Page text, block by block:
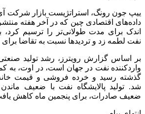
ییپ جون رونگ، استراتژیست بازار شرکت
داده‌های اقتصادی چین که در آخر هفته
اندک برای مدت طولانی‌تر را ترسیم کرد،
نفت لطمه زد و تردیدها نسبت به تقاضا
بر اساس گزارش رویترز، رشد تولید
واردکننده نفت در جهان است، در اوت، به
گذشته رسید و خرده فروشی و قیمت
شد. تولید پالایشگاه نفت با ضعیف
ضعیف صادرات، برای پنجمین ماه کاهش